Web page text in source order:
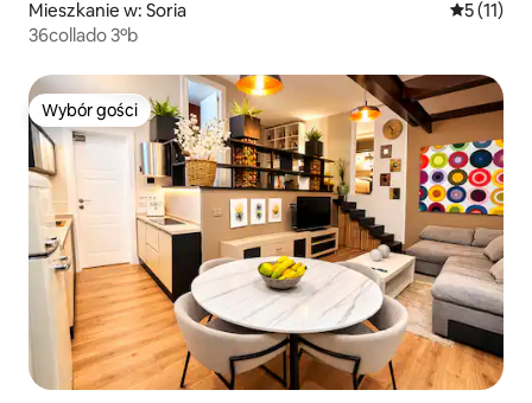
Mieszkanie w: Soria Średnia
5 (11)
36collado 3ºb
Wybór gości
Wybór gości